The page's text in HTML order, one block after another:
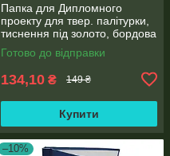
Папка для Дипломного
проекту для твер. палітурки,
тиснення під золото, бордова
215×305 мм (20мм) (1 шт)
Готово до відправки
134,10 ₴ 149 ₴
Купити
–10%